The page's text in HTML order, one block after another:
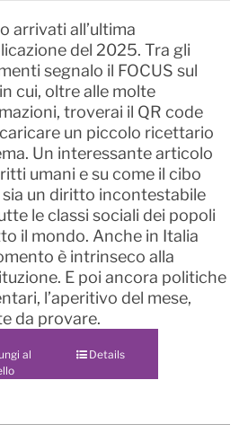
arrivati all’ultima
del 2025. Tra gli
segnalo il FOCUS sul
cui, oltre alle molte
troverai il QR code
un piccolo ricettario
Un interessante articolo
umani e su come il cibo
sia un diritto incontestabile
le classi sociali dei popoli
il mondo. Anche in Italia
è intrinseco alla
E poi ancora politiche
l’aperitivo del mese,
da provare.
al
Details